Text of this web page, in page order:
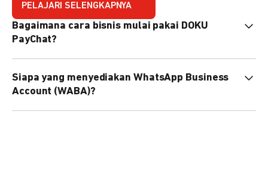
PELAJARI SELENGKAPNYA
Bagaimana cara bisnis mulai pakai DOKU
PayChat?
nanti tim kami bantu setup. Bisa juga pakai nomor
WhatsApp bisnis yang sudah dimiliki sendiri, atau dari
DOKU yang buatkan WhatsApp Bisnis terverifikasi juga
Siapa yang menyediakan WhatsApp Business
Account (WABA)?